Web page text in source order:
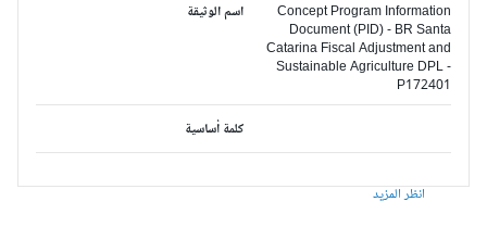
اسم الوثيقة
Concept Program Information
Document (PID) - BR Santa
Catarina Fiscal Adjustment and
Sustainable Agriculture DPL -
P172401
كلمة أساسية
انظر المزيد